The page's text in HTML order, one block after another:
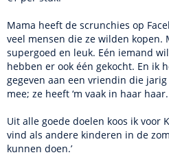
Mama heeft de scrunchies op
veel mensen die ze wilden kopen.
supergoed en leuk. Eén iemand
hebben er ook één gekocht. En ik
gegeven aan een vriendin die
mee; ze heeft ‘m vaak in haar haar.
Uit alle goede doelen koos ik
vind als andere kinderen in de
kunnen doen.’